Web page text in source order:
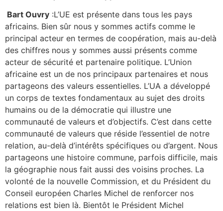
Bart Ouvry :L’UE est présente dans tous les pays
africains. Bien sûr nous y sommes actifs comme le
principal acteur en termes de coopération, mais au-delà
des chiffres nous y sommes aussi présents comme
acteur de sécurité et partenaire politique. L’Union
africaine est un de nos principaux partenaires et nous
partageons des valeurs essentielles. L’UA a développé
un corps de textes fondamentaux au sujet des droits
humains ou de la démocratie qui illustre une
communauté de valeurs et d’objectifs. C’est dans cette
communauté de valeurs que réside l’essentiel de notre
relation, au-delà d’intérêts spécifiques ou d’argent. Nous
partageons une histoire commune, parfois difficile, mais
la géographie nous fait aussi des voisins proches. La
volonté de la nouvelle Commission, et du Président du
Conseil européen Charles Michel de renforcer nos
relations est bien là. Bientôt le Président Michel